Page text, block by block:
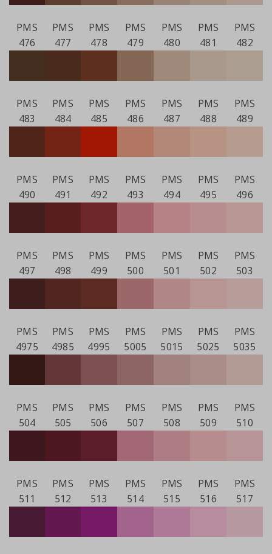
PMS
476
PMS
477
PMS
478
PMS
479
PMS
480
PMS
481
PMS
482
PMS
483
PMS
484
PMS
485
PMS
486
PMS
487
PMS
488
PMS
489
PMS
490
PMS
491
PMS
492
PMS
493
PMS
494
PMS
495
PMS
496
PMS
497
PMS
498
PMS
499
PMS
500
PMS
501
PMS
502
PMS
503
PMS
4975
PMS
4985
PMS
4995
PMS
5005
PMS
5015
PMS
5025
PMS
5035
PMS
504
PMS
505
PMS
506
PMS
507
PMS
508
PMS
509
PMS
510
PMS
511
PMS
512
PMS
513
PMS
514
PMS
515
PMS
516
PMS
517